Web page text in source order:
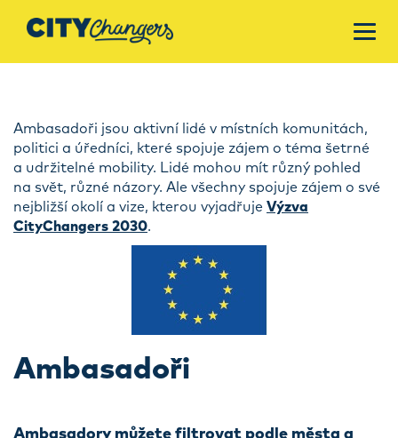
Ambasadoři jsou aktivní lidé v místních komunitách,
politici a úředníci, které spojuje zájem o téma šetrné
a udržitelné mobility. Lidé mohou mít různý pohled
na svět, různé názory. Ale všechny spojuje zájem o své
nejbližší okolí a vize, kterou vyjadřuje Výzva
CityChangers 2030.
Ambasadoři
Ambasadory můžete filtrovat podle města a